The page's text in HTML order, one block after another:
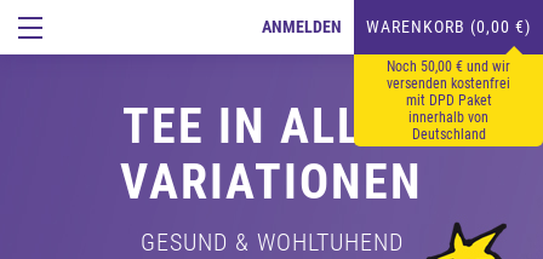
ANMELDEN WARENKORB (0,00 €)
Noch 50,00 € und wir
versenden kostenfrei
mit DPD Paket
innerhalb von
Deutschland
TEE IN ALLEN
VARIATIONEN
GESUND & WOHLTUHEND